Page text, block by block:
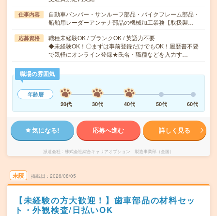
仕事内容
自動車バンパー・サンルーフ部品・バイクフレーム部品・
船舶用レーダーアンテナ部品の機械加工業務【取扱製…
応募資格
職種未経験OK / ブランクOK / 英語力不要
◆未経験OK！〇まずは事前登録だけでもOK！履歴書不要
で気軽にオンライン登録★氏名・職種などを入力す…
職場の雰囲気
年齢層
20代
30代 40代 50代 60代
気になる! 応募へ進む 詳しく見る
派遣会社 株式会社綜合キャリアオプション 製造事業部（全国）
未読 掲載日 2026/08/05
【未経験の方大歓迎！】歯車部品の材料セッ
ト・外観検査/日払いOK